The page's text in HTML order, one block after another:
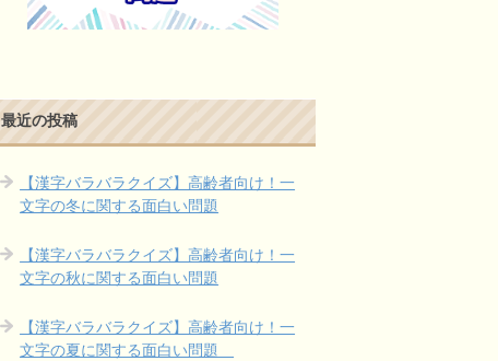
最近の投稿
【漢字バラバラクイズ】高齢者向け！一
文字の冬に関する面白い問題
【漢字バラバラクイズ】高齢者向け！一
文字の秋に関する面白い問題
【漢字バラバラクイズ】高齢者向け！一
文字の夏に関する面白い問題